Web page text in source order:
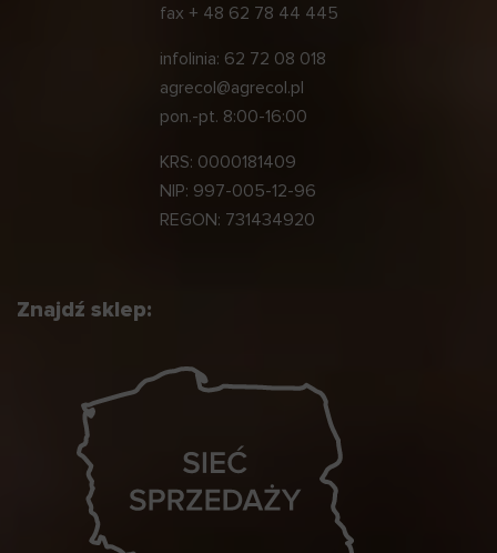
fax + 48 62 78 44 445
infolinia: 62 72 08 018
agrecol@agrecol.pl
pon.-pt. 8:00-16:00
KRS: 0000181409
NIP: 997-005-12-96
REGON: 731434920
Znajdź sklep: